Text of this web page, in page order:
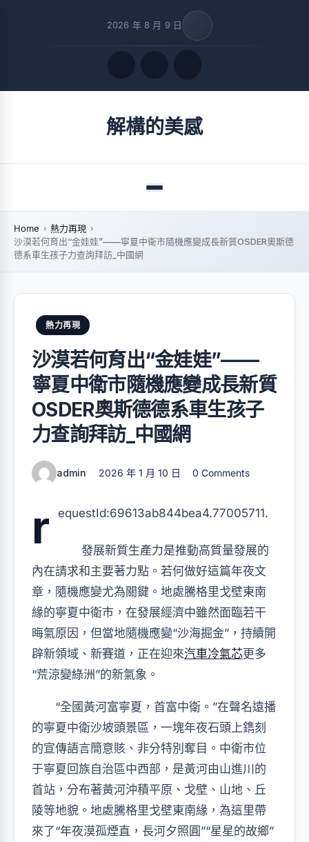
2026 年 8 月 9 日
解構的美感
Menu
Home
熱力再現
沙漠若何育出“金娃娃”——寧夏中衛市隨機應變成長新質OSDER奧斯德
德系車生孩子力查詢拜訪_中國網
熱力再現
沙漠若何育出“金娃娃”——
寧夏中衛市隨機應變成長新質
OSDER奧斯德德系車生孩子
力查詢拜訪_中國網
admin 2026 年 1 月 10 日 0 Comments
r equestId:69613ab844bea4.77005711.
發展新質生產力是推動高質量發展的
內在請求和主要著力點。若何做好這篇年夜文
章，隨機應變尤為關鍵。地處騰格里戈壁東南
緣的寧夏中衛市，在發展經濟中雖然面臨若干
晦氣原因，但當地隨機應變“沙海掘金”，持續開
辟新領域、新賽道，正在迎來汽車冷氣芯更多
“荒涼變綠洲”的新氣象。
“全國黃河富寧夏，首富中衛。”在聲名遠播
的寧夏中衛沙坡頭景區，一塊年夜石頭上鐫刻
的宣傳語言簡意賅、非分特別奪目。中衛市位
于寧夏回族自治區中西部，是黃河由山進川的
首站，分布著黃河沖積平原、戈壁、山地、丘
陵等地貌。地處騰格里戈壁東南緣，為這里帶
來了“年夜漠孤煙直，長河夕照圓”“星星的故鄉”